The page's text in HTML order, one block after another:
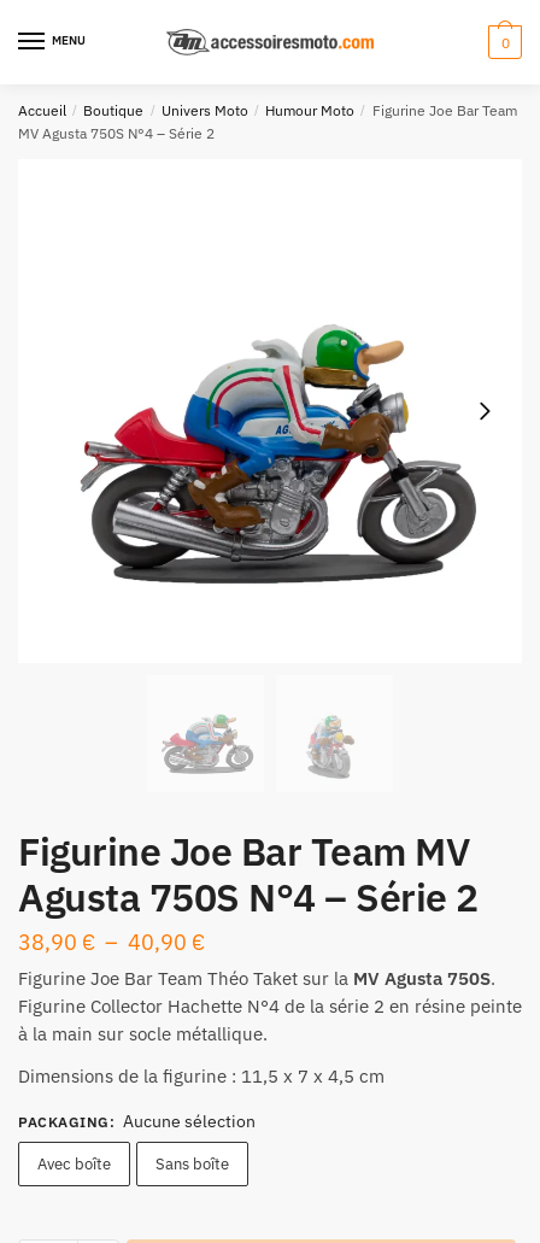
navigation
au
MENU 0
Accueil / Boutique / Univers Moto / Humour Moto /
Figurine Joe Bar Team
MV Agusta 750S N°4 – Série 2
Figurine Joe Bar Team MV
Agusta 750S N°4 – Série 2
38,90 € – 40,90 €Plage
de
prix :
38,90 €
à
Figurine Joe Bar Team Théo Taket sur la MV Agusta 750S.
Figurine Collector Hachette N°4 de la série 2 en résine peinte
à la main sur socle métallique.
Dimensions de la figurine : 11,5 x 7 x 4,5 cm
PACKAGING : Aucune sélection
Avec boîte Sans boîte